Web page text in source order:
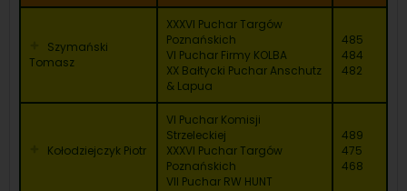
Szymański
Tomasz
XXXVI Puchar Targów
Poznańskich
VI Puchar Firmy KOLBA
XX Bałtycki Puchar Anschutz
& Lapua
485
484
482
Kołodziejczyk Piotr
VI Puchar Komisji
Strzeleckiej
XXXVI Puchar Targów
Poznańskich
VII Puchar RW HUNT
489
475
468